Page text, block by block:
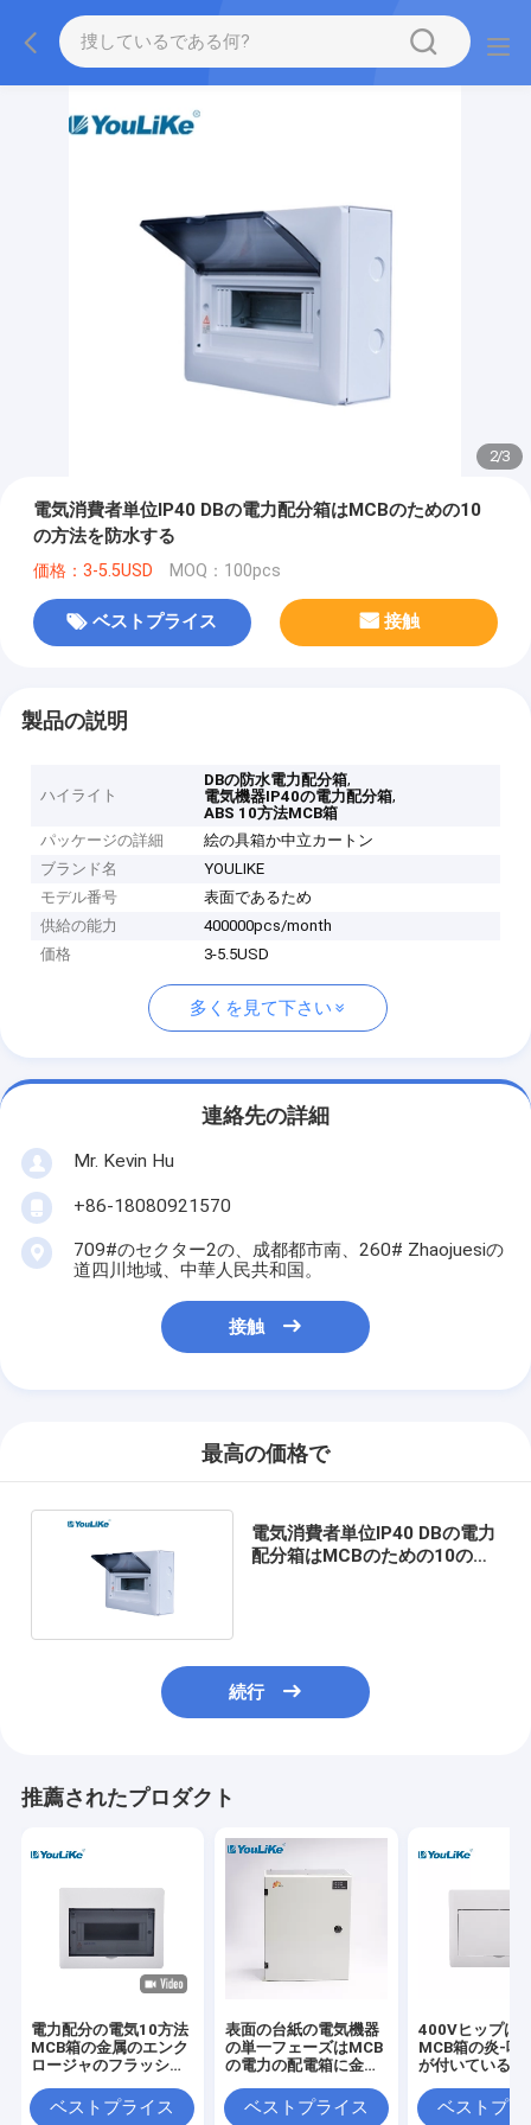
2/3
電気消費者単位IP40 DBの電力配分箱はMCBのための10
の方法を防水する
価格：3-5.5USD MOQ：100pcs
ベストプライス 接触
製品の説明
ハイライト
DBの防水電力配分箱,
電気機器IP40の電力配分箱,
ABS 10方法MCB箱
パッケージの詳細
絵の具箱か中立カートン
ブランド名
YOULIKE
モデル番号
表面であるため
供給の能力
400000pcs/month
価格
3-5.5USD
多くを見て下さい
連絡先の詳細
Mr. Kevin Hu
+86-18080921570
709#のセクター2の、成都都市南、260# Zhaojuesiの
道四川地域、中華人民共和国。
接触
最高の価格で
電気消費者単位IP40 DBの電力
配分箱はMCBのための10の方
続行
推薦されたプロダクト
電力配分の電気10方法
MCB箱の金属のエンク
ロージャのフラッシュ
ベストプライス
表面の台紙の電気機器
の単一フェーズはMCB
の電力の配電箱に金属
ベストプライス
400Vヒップは
MCB箱の炎-喧
が付いている
ベストプラ